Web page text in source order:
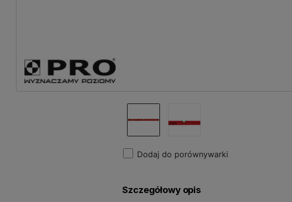
Dodaj do porównywarki
Szczegółowy opis